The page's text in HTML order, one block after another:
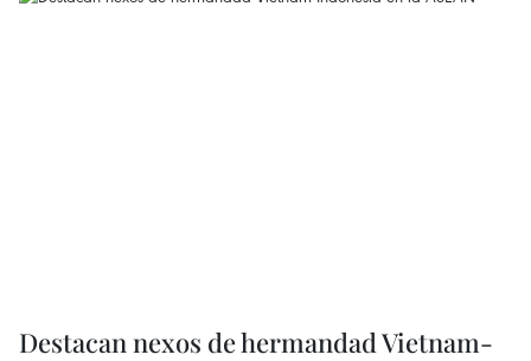
Destacan nexos de hermandad Vietnam-